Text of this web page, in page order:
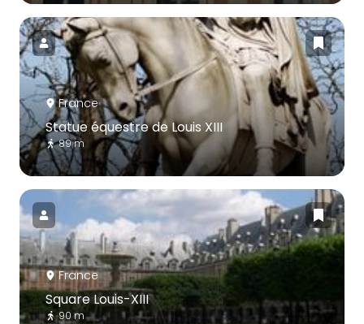
France
Statue équestre de Louis XIII
89 m
France
Square Louis-XIII
90 m